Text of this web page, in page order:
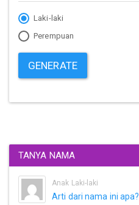
Laki-laki
Perempuan
GENERATE
TANYA NAMA
Anak Laki-laki
Arti dari nama ini apa?